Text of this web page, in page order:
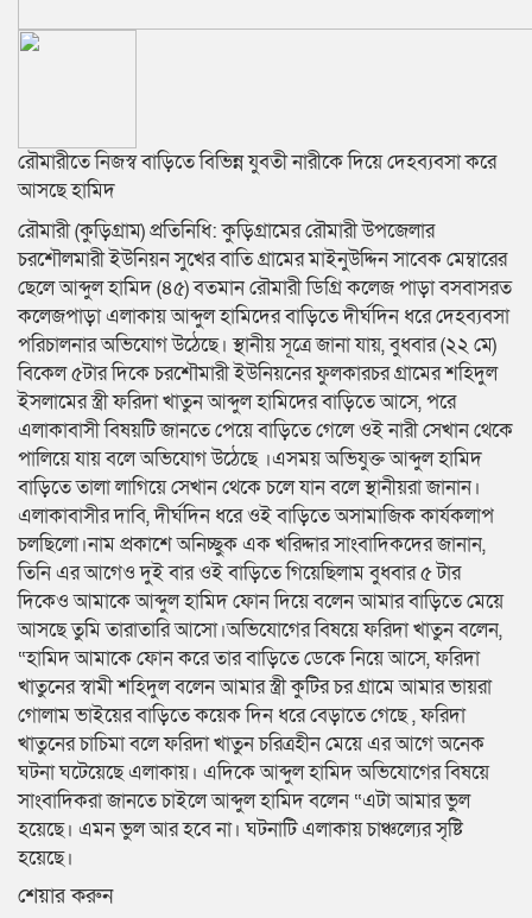
রৌমারীতে নিজস্ব বাড়িতে বিভিন্ন যুবতী নারীকে দিয়ে দেহব্যবসা করে
আসছে হামিদ
রৌমারী (কুড়িগ্রাম) প্রতিনিধি: কুড়িগ্রামের রৌমারী উপজেলার
চরশৌলমারী ইউনিয়ন সুখের বাতি গ্রামের মাইনুউদ্দিন সাবেক মেম্বারের
ছেলে আব্দুল হামিদ (৪৫) বতমান রৌমারী ডিগ্রি কলেজ পাড়া বসবাসরত
কলেজপাড়া এলাকায় আব্দুল হামিদের বাড়িতে দীর্ঘদিন ধরে দেহব্যবসা
পরিচালনার অভিযোগ উঠেছে। স্থানীয় সূত্রে জানা যায়, বুধবার (২২ মে)
বিকেল ৫টার দিকে চরশৌমারী ইউনিয়নের ফুলকারচর গ্রামের শহিদুল
ইসলামের স্ত্রী ফরিদা খাতুন আব্দুল হামিদের বাড়িতে আসে, পরে
এলাকাবাসী বিষয়টি জানতে পেয়ে বাড়িতে গেলে ওই নারী সেখান থেকে
পালিয়ে যায় বলে অভিযোগ উঠেছে ।এসময় অভিযুক্ত আব্দুল হামিদ
বাড়িতে তালা লাগিয়ে সেখান থেকে চলে যান বলে স্থানীয়রা জানান।
এলাকাবাসীর দাবি, দীর্ঘদিন ধরে ওই বাড়িতে অসামাজিক কার্যকলাপ
চলছিলো।নাম প্রকাশে অনিচ্ছুক এক খরিদ্দার সাংবাদিকদের জানান,
তিনি এর আগেও দুই বার ওই বাড়িতে গিয়েছিলাম বুধবার ৫ টার
দিকেও আমাকে আব্দুল হামিদ ফোন দিয়ে বলেন আমার বাড়িতে মেয়ে
আসছে তুমি তারাতারি আসো।অভিযোগের বিষয়ে ফরিদা খাতুন বলেন,
“হামিদ আমাকে ফোন করে তার বাড়িতে ডেকে নিয়ে আসে, ফরিদা
খাতুনের স্বামী শহিদুল বলেন আমার স্ত্রী কুটির চর গ্রামে আমার ভায়রা
গোলাম ভাইয়ের বাড়িতে কয়েক দিন ধরে বেড়াতে গেছে , ফরিদা
খাতুনের চাচিমা বলে ফরিদা খাতুন চরিত্রহীন মেয়ে এর আগে অনেক
ঘটনা ঘটেয়েছে এলাকায়। এদিকে আব্দুল হামিদ অভিযোগের বিষয়ে
সাংবাদিকরা জানতে চাইলে আব্দুল হামিদ বলেন “এটা আমার ভুল
হয়েছে। এমন ভুল আর হবে না। ঘটনাটি এলাকায় চাঞ্চল্যের সৃষ্টি
হয়েছে।
শেয়ার করুন